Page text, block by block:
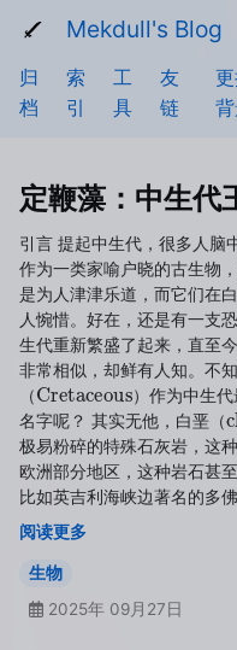
Mekdull's Blog
归
档
索
引
工
具
友
链
定鞭藻：中生代
引言 提起中生代，很多人脑
作为一类家喻户晓的古生物
是为人津津乐道，而它们在
人惋惜。好在，还是有一
生代重新繁盛了起来，直至
非常相似，却鲜有人知。不
（ Cretaceous）作为中生
名字呢？ 其实无他，白垩（
极易粉碎的特殊石灰岩，这
欧洲部分地区，这种岩石甚
比如英吉利海峡边著名的多
阅读更多
生物
2025年 09月27日